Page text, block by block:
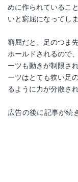
めに作られているこ
いと窮屈になってし
窮屈だと、足のつま
ホールドされるので
ーツも動きが制限さ
ーツはとても狭い足
るように力が分散さ
広告の後に記事が続